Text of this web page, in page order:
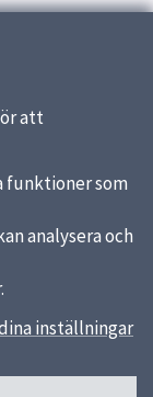
att
funktioner som
analysera och
inställningar